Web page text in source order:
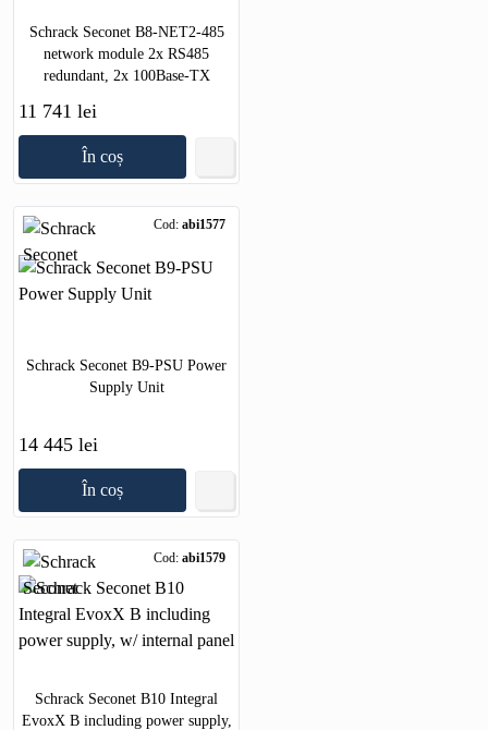
Schrack Seconet B8-NET2-485
network module 2x RS485
redundant, 2x 100Base-TX
11 741 lei
În coș
Cod: abi1577
Schrack Seconet B9-PSU Power
Supply Unit
14 445 lei
În coș
Cod: abi1579
Schrack Seconet B10 Integral
EvoxX B including power supply,